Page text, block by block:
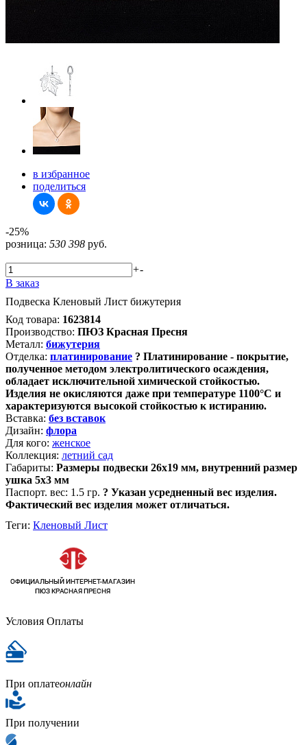
в избранное
поделиться
-25%
розница: 530 398 руб.
+-
В заказ
Подвеска Кленовый Лист бижутерия
Код товара: 1623814
Производство: ПЮЗ Красная Пресня
Металл: бижутерия
Отделка: платинирование ? Платинирование - покрытие,
полученное методом электролитического осаждения,
обладает исключительной химической стойкостью.
Изделия не окисляются даже при температуре 1100°С и
характеризуются высокой стойкостью к истиранию.
Вставка: без вставок
Дизайн: флора
Для кого: женское
Коллекция: летний сад
Габариты: Размеры подвески 26х19 мм, внутренний размер
ушка 5х3 мм
Паспорт. вес: 1.5 гр. ? Указан усредненный вес изделия.
Фактический вес изделия может отличаться.
Теги: Кленовый Лист
Условия Оплаты
При оплатеонлайн
При получении